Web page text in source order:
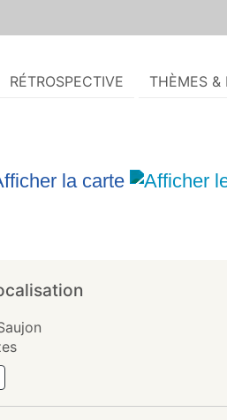
RÉTROSPECTIVE THÈMES &